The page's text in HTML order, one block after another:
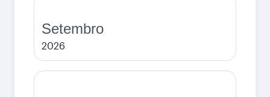
Setembro
2026